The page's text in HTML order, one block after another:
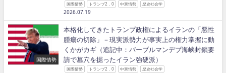
国際情勢 トランプ2．0 中東情勢 歴史社会学
2026.07.19
国際情勢
本格化してきたトランプ政権によるイランの「悪性
腫瘍の切除」－現実派勢力が事実上の権力掌握に動
くかがカギ（追記中：バーブルマンデブ海峡封鎖要
請で墓穴を掘ったイラン強硬派）
国際情勢 トランプ2．0 中東情勢 歴史社会学